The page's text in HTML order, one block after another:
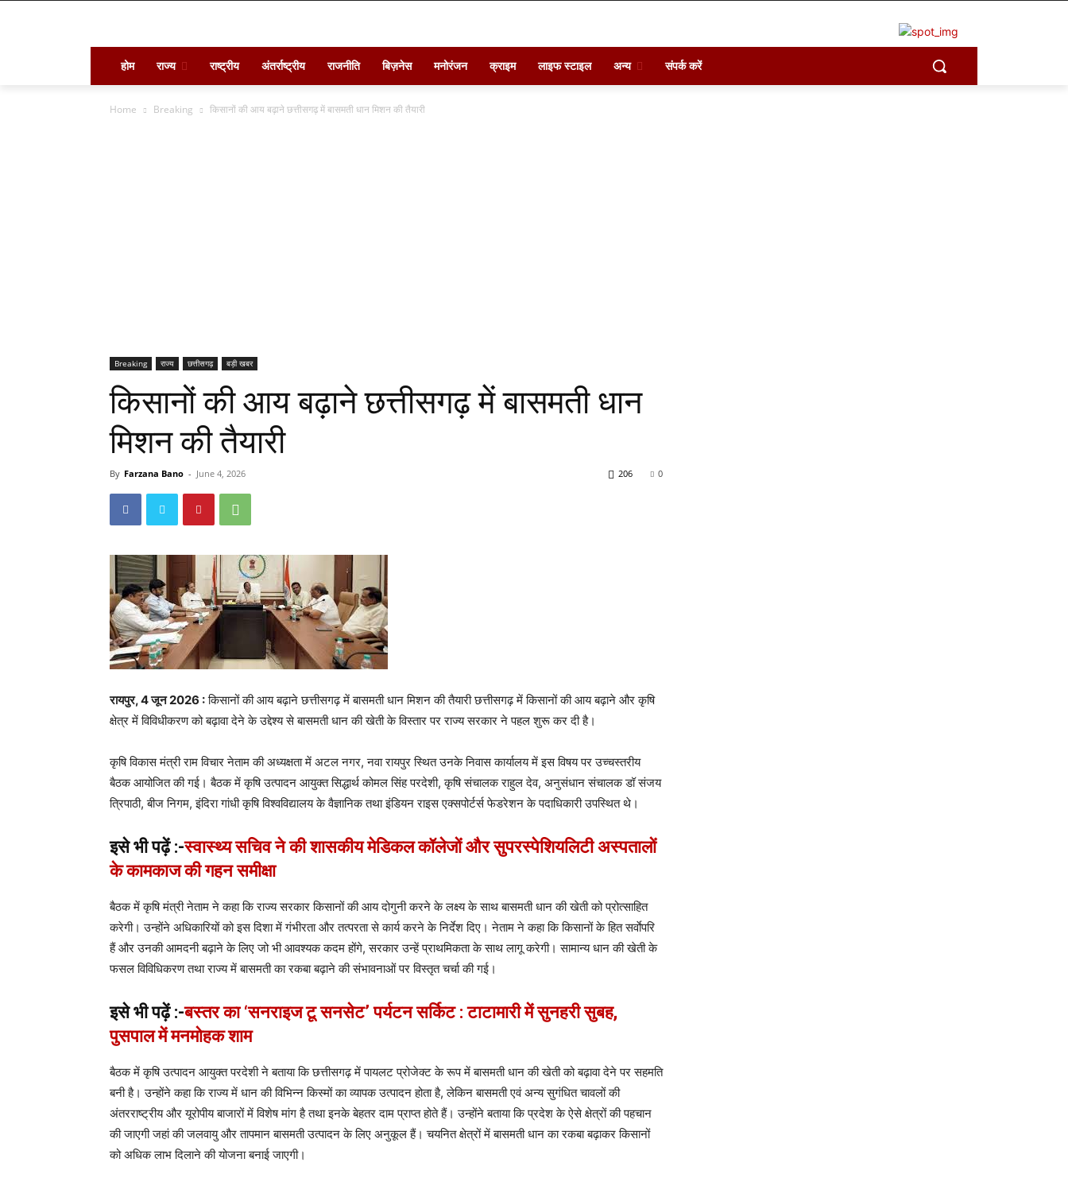
होम राज्य राष्ट्रीय अंतर्राष्ट्रीय राजनीति बिज़नेस मनोरंजन क्राइम लाइफ स्टाइल अन्य संपर्क करें
Home Breaking किसानों की आय बढ़ाने छत्तीसगढ़ में बासमती धान मिशन की तैयारी
Breaking राज्य छत्तीसगढ़ बड़ी खबर
किसानों की आय बढ़ाने छत्तीसगढ़ में बासमती धान
मिशन की तैयारी
By Farzana Bano - June 4, 2026 0
206
रायपुर, 4 जून 2026 :किसानों की आय बढ़ाने छत्तीसगढ़ में बासमती धान मिशन की तैयारी छत्तीसगढ़ में किसानों की आय बढ़ाने और कृषि
क्षेत्र में विविधीकरण को बढ़ावा देने के उद्देश्य से बासमती धान की खेती के विस्तार पर राज्य सरकार ने पहल शुरू कर दी है।
कृषि विकास मंत्री राम विचार नेताम की अध्यक्षता में अटल नगर, नवा रायपुर स्थित उनके निवास कार्यालय में इस विषय पर उच्चस्तरीय
बैठक आयोजित की गई। बैठक में कृषि उत्पादन आयुक्त सिद्धार्थ कोमल सिंह परदेशी, कृषि संचालक राहुल देव, अनुसंधान संचालक डॉ संजय
त्रिपाठी, बीज निगम, इंदिरा गांधी कृषि विश्वविद्यालय के वैज्ञानिक तथा इंडियन राइस एक्सपोर्टर्स फेडरेशन के पदाधिकारी उपस्थित थे।
इसे भी पढ़ें :-स्वास्थ्य सचिव ने की शासकीय मेडिकल कॉलेजों और सुपरस्पेशियलिटी अस्पतालों
के कामकाज की गहन समीक्षा
बैठक में कृषि मंत्री नेताम ने कहा कि राज्य सरकार किसानों की आय दोगुनी करने के लक्ष्य के साथ बासमती धान की खेती को प्रोत्साहित
करेगी। उन्होंने अधिकारियों को इस दिशा में गंभीरता और तत्परता से कार्य करने के निर्देश दिए। नेताम ने कहा कि किसानों के हित सर्वाेपरि
हैं और उनकी आमदनी बढ़ाने के लिए जो भी आवश्यक कदम होंगे, सरकार उन्हें प्राथमिकता के साथ लागू करेगी। सामान्य धान की खेती के
फसल विविधिकरण तथा राज्य में बासमती का रकबा बढ़ाने की संभावनाओं पर विस्तृत चर्चा की गई।
इसे भी पढ़ें :-बस्तर का ‘सनराइज टू सनसेट’ पर्यटन सर्किट : टाटामारी में सुनहरी सुबह,
पुसपाल में मनमोहक शाम
बैठक में कृषि उत्पादन आयुक्त परदेशी ने बताया कि छत्तीसगढ़ में पायलट प्रोजेक्ट के रूप में बासमती धान की खेती को बढ़ावा देने पर सहमति
बनी है। उन्होंने कहा कि राज्य में धान की विभिन्न किस्मों का व्यापक उत्पादन होता है, लेकिन बासमती एवं अन्य सुगंधित चावलों की
अंतरराष्ट्रीय और यूरोपीय बाजारों में विशेष मांग है तथा इनके बेहतर दाम प्राप्त होते हैं। उन्होंने बताया कि प्रदेश के ऐसे क्षेत्रों की पहचान
की जाएगी जहां की जलवायु और तापमान बासमती उत्पादन के लिए अनुकूल हैं। चयनित क्षेत्रों में बासमती धान का रकबा बढ़ाकर किसानों
को अधिक लाभ दिलाने की योजना बनाई जाएगी।